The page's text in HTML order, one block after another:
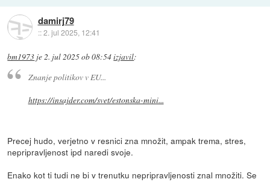
damirj79
::2. jul 2025, 12:41
bm1973 je2. jul 2025 ob 08:54izjavil:
Znanje politikov v EU...
https://insajder.com/svet/estonska-mini...
Precej hudo, verjetno v resnici zna množit, ampak trema, stres,
nepripravljenost ipd naredi svoje.
Enako kot ti tudi ne bi v trenutku nepripravljenosti znal množiti. Se